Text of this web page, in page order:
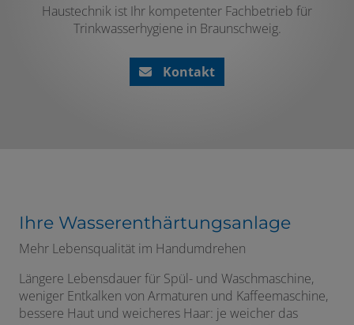
Haustechnik ist Ihr kompetenter Fachbetrieb für
Trinkwasserhygiene in Braunschweig.
Kontakt
Ihre Wasserenthärtungsanlage
Mehr Lebensqualität im Handumdrehen
Längere Lebensdauer für Spül- und Waschmaschine,
weniger Entkalken von Armaturen und Kaffeemaschine,
bessere Haut und weicheres Haar: je weicher das